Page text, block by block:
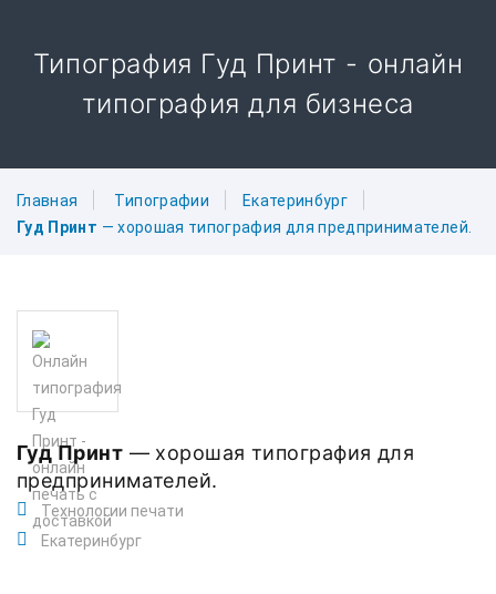
Типография Гуд Принт - онлайн
типография для бизнеса
Главная Типографии
Екатеринбург
Гуд Принт — хорошая типография для предпринимателей.
Гуд Принт — хорошая типография для
предпринимателей.
Технологии печати
Екатеринбург